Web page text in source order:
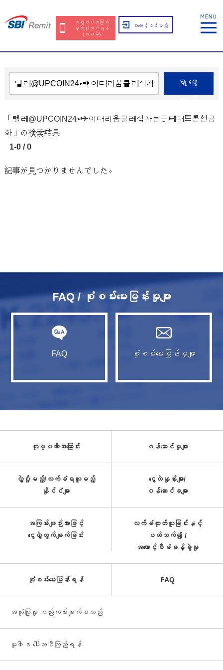
အဖွဲ့ဝင်အဖြစ်
မှတ်ပုံတင်ရန်
(အခမဲ့)
အကောင့်ဝင်မည်
ရှာဖွေ
「텔레@UPCOIN24▸➙이더리움클레식사는곳테더트론현금
화」の検索結果
1-0 / 0
記事が見つかりませんでした。
FAQ / စုံစမ်းမေးမြန်းမှုများ
FAQ စုံစမ်းမေးမြန်းမှုများ
ကုမ္ပဏီအကြောင်း ဝန်ဆောင်မှုများ
လွှဲပို့မည့်/လက်ခံရယူမည့်
နိုင်ငံများ
ငွေလဲနှုန်းများ/
ဝန်ဆောင်ခများ
အကြမ်းဖျဉ်းအားဖြင့်
ငွေလွှဲတွက်ချက်ခြင်း
လက်ခံထုတ်ယူခြင်းနှင့်
ပတ်သက်၍ /
အကောင့်စီမံခန့်ခွဲမှု
စုံစမ်းမေးမြန်းရန် FAQ
အသုံးပြုမှု စည်းကမ်းချက်စသည်
မူ၀ါဒ ပေါ်လစီကြည့်ရန်